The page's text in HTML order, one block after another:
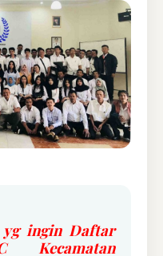
ingin Daftar